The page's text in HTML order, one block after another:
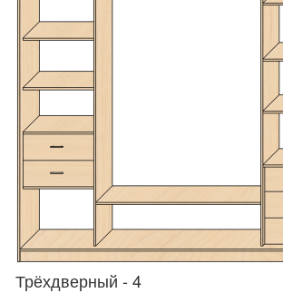
Трёхдверный - 4